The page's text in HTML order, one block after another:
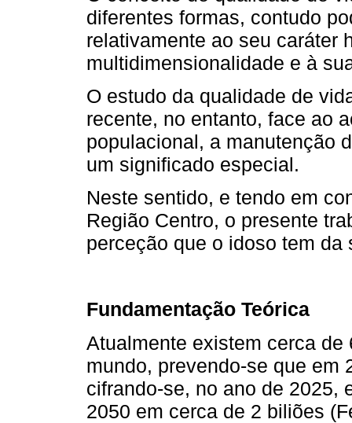
diferentes formas, contudo
relativamente ao seu caráter
multidimensionalidade e à
O estudo da qualidade de
recente, no entanto, face ao
populacional, a manutenção
um significado especial.
Neste sentido, e tendo em
Região Centro, o presente
perceção que o idoso tem
Fundamentação Teórica
Atualmente existem cerca
mundo, prevendo-se que em
cifrando-se, no ano de 2025,
2050 em cerca de 2 biliões